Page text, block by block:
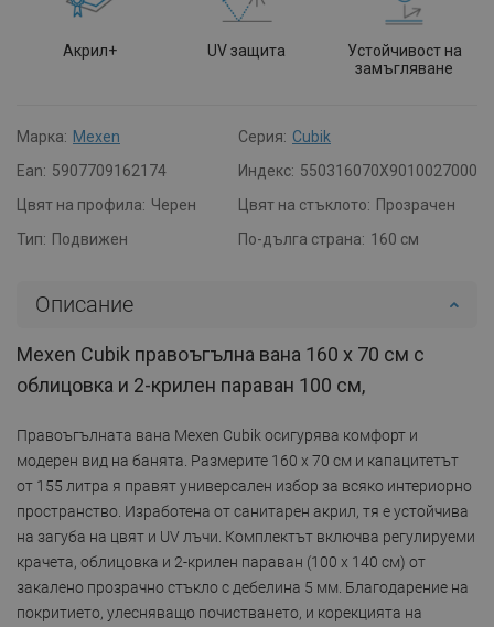
Акрил+ UV защита
Устойчивост на
замъгляване
Марка: Mexen Серия: Cubik
Ean: 5907709162174 Индекс: 550316070X9010027000
Цвят на профила: Черен Цвят на стъклото: Прозрачен
Тип: Подвижен По-дълга страна: 160 см
Описание
Mexen Cubik правоъгълна вана 160 x 70 см с
облицовка и 2-крилен параван 100 см,
Правоъгълната вана Mexen Cubik осигурява комфорт и
модерен вид на банята. Размерите 160 x 70 см и капацитетът
от 155 литра я правят универсален избор за всяко интериорно
пространство. Изработена от санитарен акрил, тя е устойчива
на загуба на цвят и UV лъчи. Комплектът включва регулируеми
крачета, облицовка и 2-крилен параван (100 x 140 см) от
закалено прозрачно стъкло с дебелина 5 мм. Благодарение на
покритието, улесняващо почистването, и корекцията на